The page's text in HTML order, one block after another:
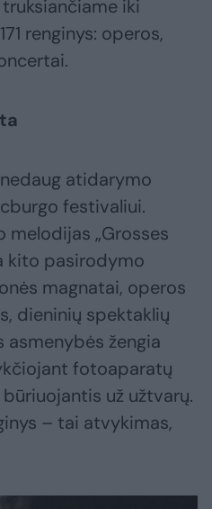
iki
renginys: operos,
atidarymo
festivaliui.
melodijas „Grosses
kito pasirodymo
magnatai, operos
dieninių spektaklių
žengia
fotoaparatų
už užtvarų.
– tai atvykimas,